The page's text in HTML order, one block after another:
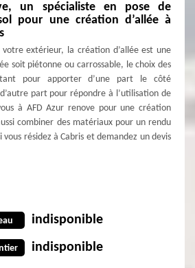
un spécialiste en pose de
pour une création d’allée à
extérieur, la création d’allée est une
soit piétonne ou carrossable, le choix des
pour apporter d’une part le côté
part pour répondre à l’utilisation de
à AFD Azur renove pour une création
combiner des matériaux pour un rendu
résidez à Cabris et demandez un devis
indisponible
indisponible